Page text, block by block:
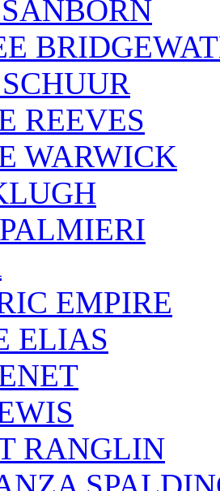
REEVES
WARWICK
EMPIRE
ELIAS
RANGLIN